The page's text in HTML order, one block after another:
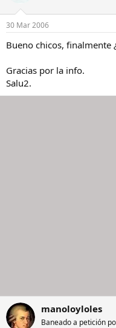
30 Mar 2006
Bueno chicos, finalmente
Gracias por la info.
Salu2.
manoloyloles
Baneado a petición